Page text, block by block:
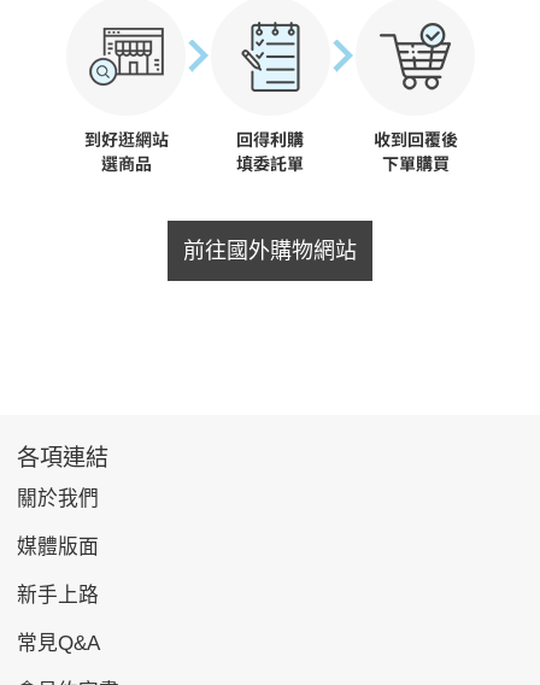
前往國外購物網站
各項連結
關於我們
媒體版面
新手上路
常見Q&A